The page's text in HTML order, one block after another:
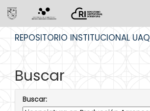
REPOSITORIO INSTITUCIONAL UAQ
Buscar
Buscar: